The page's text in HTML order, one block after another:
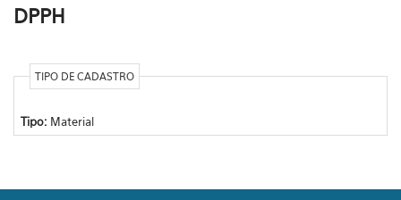
DPPH
TIPO DE CADASTRO
Tipo: Material